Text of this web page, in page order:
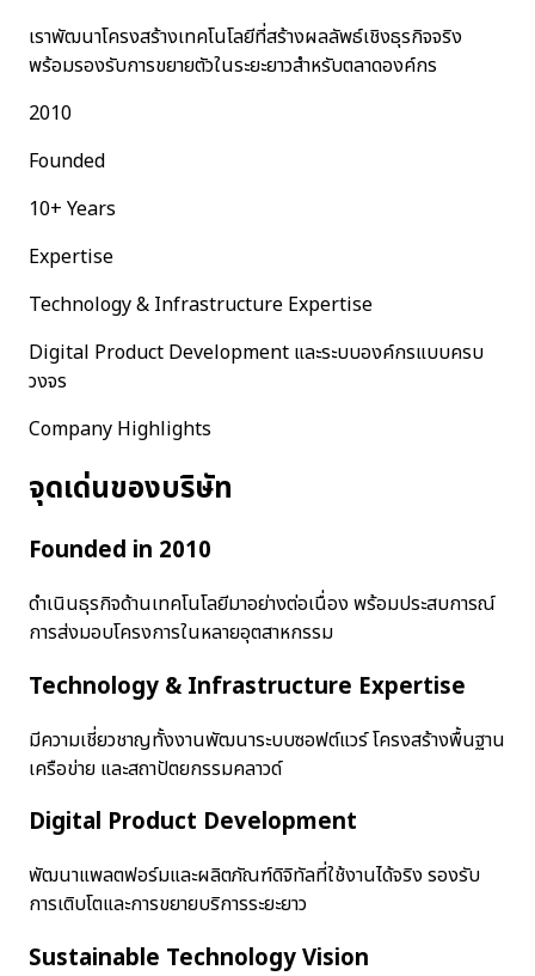
เราพัฒนาโครงสร้างเทคโนโลยีที่สร้างผลลัพธ์เชิงธุรกิจจริง
พร้อมรองรับการขยายตัวในระยะยาวสำหรับตลาดองค์กร
2010
Founded
10+ Years
Expertise
Technology & Infrastructure Expertise
Digital Product Development และระบบองค์กรแบบครบ
วงจร
Company Highlights
จุดเด่นของบริษัท
Founded in 2010
ดำเนินธุรกิจด้านเทคโนโลยีมาอย่างต่อเนื่อง พร้อมประสบการณ์
การส่งมอบโครงการในหลายอุตสาหกรรม
Technology & Infrastructure Expertise
มีความเชี่ยวชาญทั้งงานพัฒนาระบบซอฟต์แวร์ โครงสร้างพื้นฐาน
เครือข่าย และสถาปัตยกรรมคลาวด์
Digital Product Development
พัฒนาแพลตฟอร์มและผลิตภัณฑ์ดิจิทัลที่ใช้งานได้จริง รองรับ
การเติบโตและการขยายบริการระยะยาว
Sustainable Technology Vision